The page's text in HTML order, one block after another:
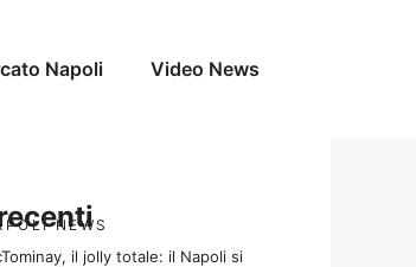
Napoli Video News
NEWS
il jolly totale: il Napoli si